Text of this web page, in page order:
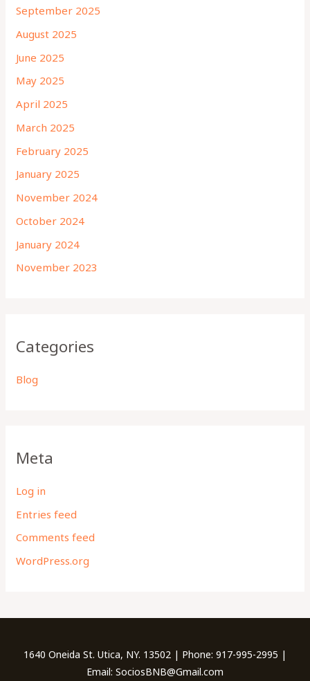
September 2025
August 2025
June 2025
May 2025
April 2025
March 2025
February 2025
January 2025
November 2024
October 2024
January 2024
November 2023
Categories
Blog
Meta
Log in
Entries feed
Comments feed
WordPress.org
1640 Oneida St. Utica, NY. 13502 | Phone: 917-995-2995 |
Email: SociosBNB@Gmail.com